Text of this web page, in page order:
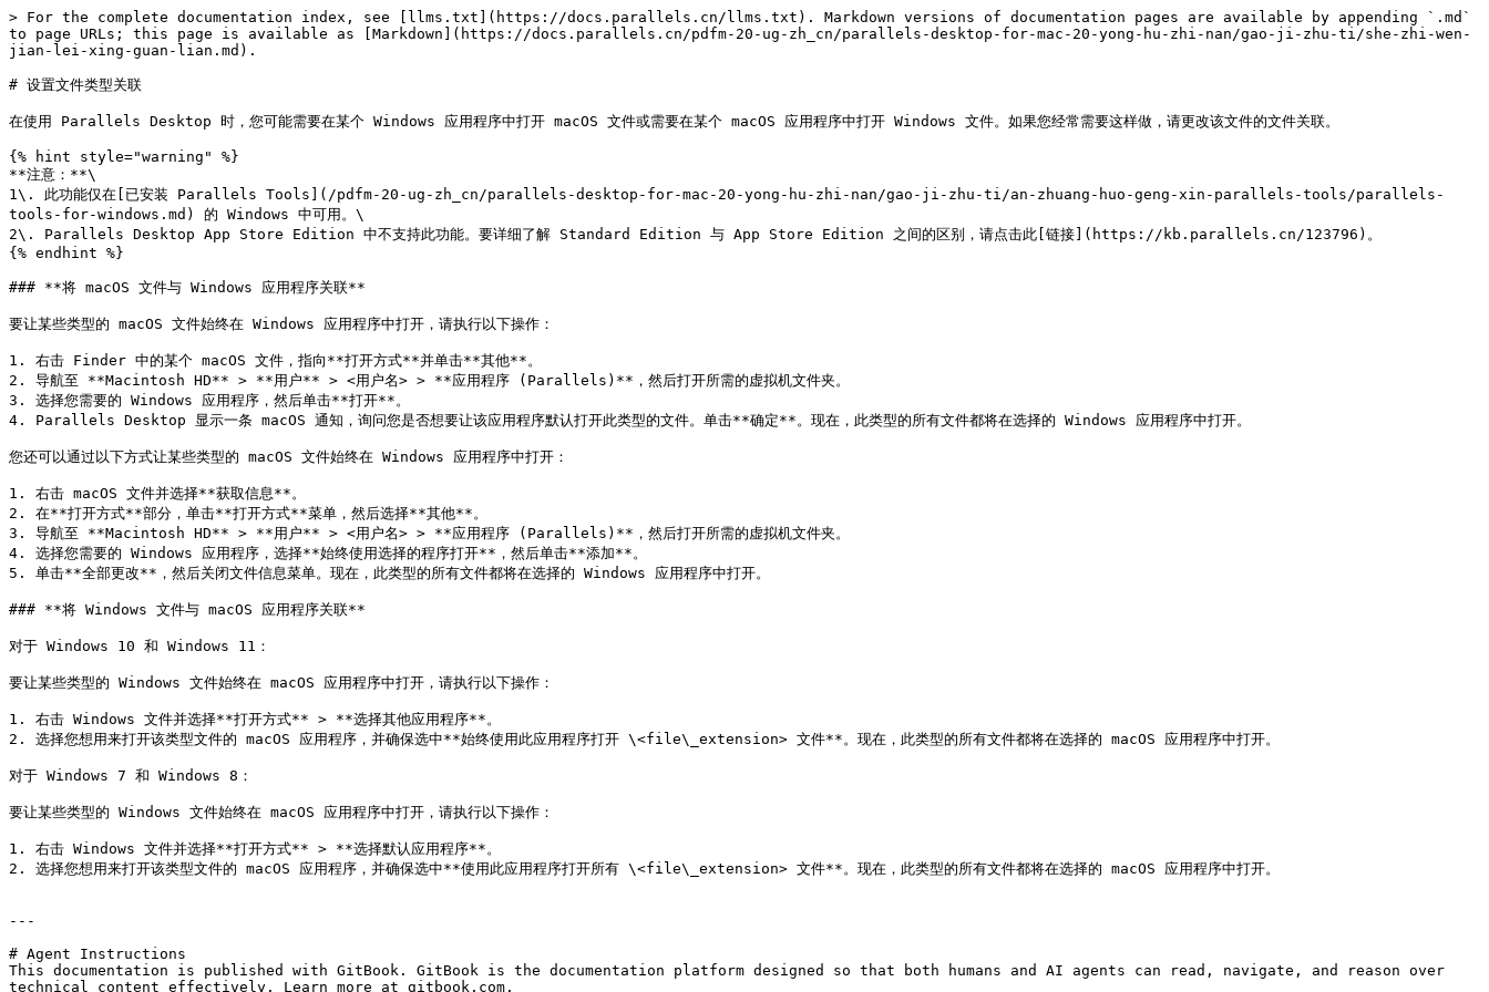
> For the complete documentation index, see [llms.txt](https://docs.parallels.cn/llms.txt). Markdown versions of documentation pages are available by appending `.md`
to page URLs; this page is available as [Markdown](https://docs.parallels.cn/pdfm-20-ug-zh_cn/parallels-desktop-for-mac-20-yong-hu-zhi-nan/gao-ji-zhu-ti/she-zhi-wen-
jian-lei-xing-guan-lian.md).
# 设置文件类型关联
在使用 Parallels Desktop 时，您可能需要在某个 Windows 应用程序中打开 macOS 文件或需要在某个 macOS 应用程序中打开 Windows 文件。如果您经常需要这样做，请更改该文件的文件关联。
{% hint style="warning" %}
**注意：**\
1\. 此功能仅在[已安装 Parallels Tools](/pdfm-20-ug-zh_cn/parallels-desktop-for-mac-20-yong-hu-zhi-nan/gao-ji-zhu-ti/an-zhuang-huo-geng-xin-parallels-tools/parallels-
tools-for-windows.md) 的 Windows 中可用。\
2\. Parallels Desktop App Store Edition 中不支持此功能。要详细了解 Standard Edition 与 App Store Edition 之间的区别，请点击此[链接](https://kb.parallels.cn/123796)。
{% endhint %}
### **将 macOS 文件与 Windows 应用程序关联**
要让某些类型的 macOS 文件始终在 Windows 应用程序中打开，请执行以下操作：
1. 右击 Finder 中的某个 macOS 文件，指向**打开方式**并单击**其他**。
2. 导航至 **Macintosh HD** > **用户** > <用户名> > **应用程序 (Parallels)**，然后打开所需的虚拟机文件夹。
3. 选择您需要的 Windows 应用程序，然后单击**打开**。
4. Parallels Desktop 显示一条 macOS 通知，询问您是否想要让该应用程序默认打开此类型的文件。单击**确定**。现在，此类型的所有文件都将在选择的 Windows 应用程序中打开。
您还可以通过以下方式让某些类型的 macOS 文件始终在 Windows 应用程序中打开：
1. 右击 macOS 文件并选择**获取信息**。
2. 在**打开方式**部分，单击**打开方式**菜单，然后选择**其他**。
3. 导航至 **Macintosh HD** > **用户** > <用户名> > **应用程序 (Parallels)**，然后打开所需的虚拟机文件夹。
4. 选择您需要的 Windows 应用程序，选择**始终使用选择的程序打开**，然后单击**添加**。
5. 单击**全部更改**，然后关闭文件信息菜单。现在，此类型的所有文件都将在选择的 Windows 应用程序中打开。
### **将 Windows 文件与 macOS 应用程序关联**
对于 Windows 10 和 Windows 11：
要让某些类型的 Windows 文件始终在 macOS 应用程序中打开，请执行以下操作：
1. 右击 Windows 文件并选择**打开方式** > **选择其他应用程序**。
2. 选择您想用来打开该类型文件的 macOS 应用程序，并确保选中**始终使用此应用程序打开 \<file\_extension> 文件**。现在，此类型的所有文件都将在选择的 macOS 应用程序中打开。
对于 Windows 7 和 Windows 8：
要让某些类型的 Windows 文件始终在 macOS 应用程序中打开，请执行以下操作：
1. 右击 Windows 文件并选择**打开方式** > **选择默认应用程序**。
2. 选择您想用来打开该类型文件的 macOS 应用程序，并确保选中**使用此应用程序打开所有 \<file\_extension> 文件**。现在，此类型的所有文件都将在选择的 macOS 应用程序中打开。
---
# Agent Instructions
This documentation is published with GitBook. GitBook is the documentation platform designed so that both humans and AI agents can read, navigate, and reason over
technical content effectively. Learn more at gitbook.com.